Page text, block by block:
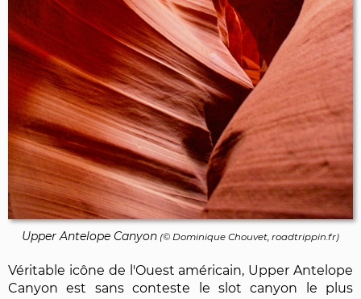
Upper Antelope Canyon (© Dominique Chouvet, roadtrippin.fr)
Véritable icône de l'Ouest américain, Upper Antelope
Canyon est sans conteste le slot canyon le plus